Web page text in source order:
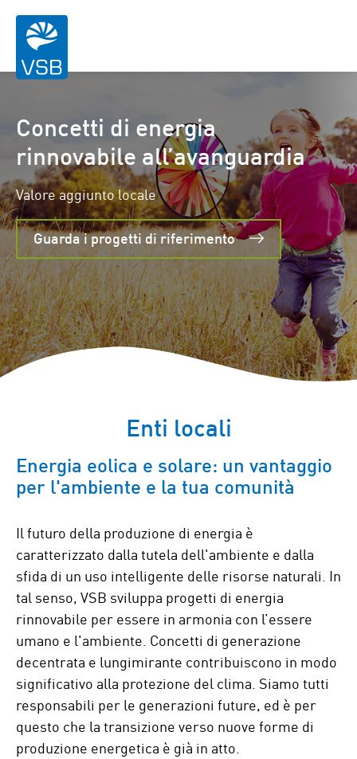
Enti locali
Concetti di energia
rinnovabile all’avanguardia
Valore aggiunto locale
Guarda i progetti di riferimento
Energia eolica e solare: un vantaggio
per l'ambiente e la tua comunità
Il futuro della produzione di energia è
caratterizzato dalla tutela dell'ambiente e dalla
sfida di un uso intelligente delle risorse naturali. In
tal senso, VSB sviluppa progetti di energia
rinnovabile per essere in armonia con l’essere
umano e l'ambiente. Concetti di generazione
decentrata e lungimirante contribuiscono in modo
significativo alla protezione del clima. Siamo tutti
responsabili per le generazioni future, ed è per
questo che la transizione verso nuove forme di
produzione energetica è già in atto.